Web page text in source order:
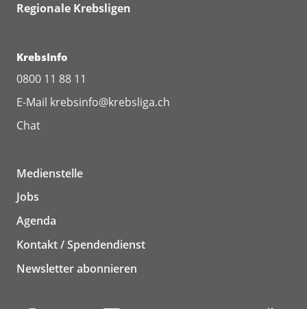
Regionale Krebsligen
KrebsInfo
0800 11 88 11
E-Mail krebsinfo@krebsliga.ch
Chat
Medienstelle
Jobs
Agenda
Kontakt / Spendendienst
Newsletter abonnieren